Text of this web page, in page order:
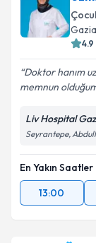
Metni
4.9
Doktor hanım
memnun
Liv Hospital
Seyrantepe,
En Yakın Saatler
13:00